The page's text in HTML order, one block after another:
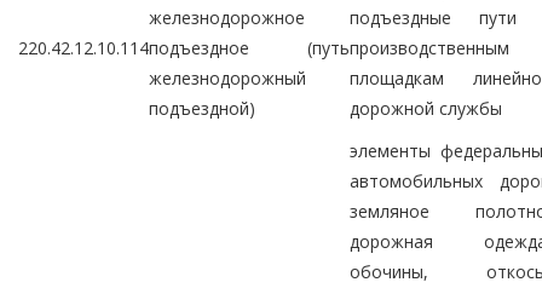
220.42.12.10.114
железнодорожное
подъездное (путь
железнодорожный
подъездной)
подъездные пути
производственным
площадкам
дорожной службы
элементы
автомобильных
земляное
дорожная
обочины,